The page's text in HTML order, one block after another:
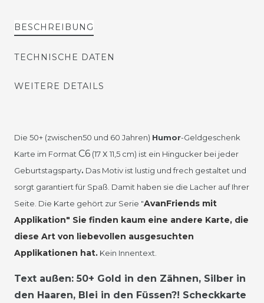
BESCHREIBUNG
TECHNISCHE DATEN
WEITERE DETAILS
Die 50+ (zwischen50 und 60 Jahren) Humor-Geldgeschenk
Karte im Format C6 (17x 11,5 cm) ist ein Hingucker bei jeder
Geburtstagsparty. Das Motiv ist lustig und frech gestaltet und
sorgt garantiert für Spaß. Damit haben sie die Lacher auf Ihrer
Seite. Die Karte gehört zur Serie "AvanFriends mit
Applikation" Sie finden kaum eine andere Karte, die
diese Art von liebevollen ausgesuchten
Applikationen hat. Kein Innentext.
Text außen: 50+ Gold in den Zähnen, Silber in
den Haaren, Blei in den Füssen?! Scheckkarte